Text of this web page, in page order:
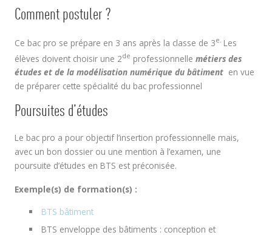
Comment postuler ?
Ce bac pro se prépare en 3 ans après la classe de 3e. Les
élèves doivent choisir une 2de professionnelle métiers des
études et de la modélisation numérique du bâtiment en vue
de préparer cette spécialité du bac professionnel
Poursuites d’études
Le bac pro a pour objectif l’insertion professionnelle mais,
avec un bon dossier ou une mention à l’examen, une
poursuite d’études en BTS est préconisée.
Exemple(s) de formation(s) :
BTS bâtiment
BTS enveloppe des bâtiments : conception et